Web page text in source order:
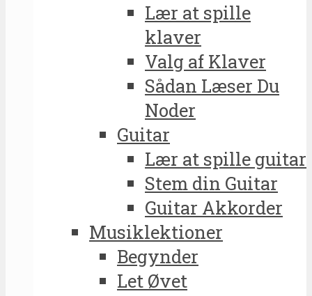
Lær at spille
klaver
Valg af Klaver
Sådan Læser Du
Noder
Guitar
Lær at spille guitar
Stem din Guitar
Guitar Akkorder
Musiklektioner
Begynder
Let Øvet